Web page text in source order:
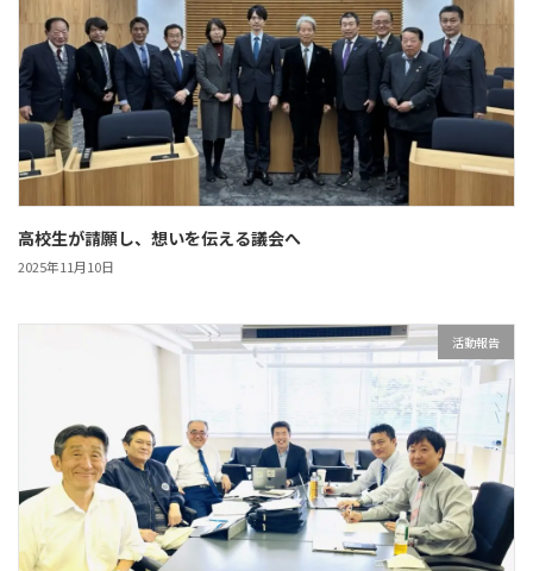
高校生が請願し、想いを伝える議会へ
2025年11月10日
活動報告